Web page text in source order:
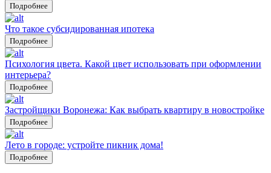
Подробнее
Что такое субсидированная ипотека
Подробнее
Психология цвета. Какой цвет использовать при оформлении
интерьера?
Подробнее
Застройщики Воронежа: Как выбрать квартиру в новостройке
Подробнее
Лето в городе: устройте пикник дома!
Подробнее